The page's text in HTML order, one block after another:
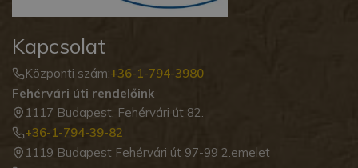
Kapcsolat
Központi szám:+36-1-794-3980
Fehérvári úti rendelőink
1117 Budapest, Fehérvári út 82.
+36-1-794-39-82
1119 Budapest Fehérvári út 97-99 2.emelet